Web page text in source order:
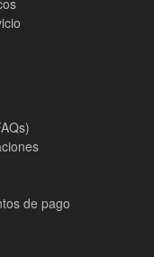
de pago